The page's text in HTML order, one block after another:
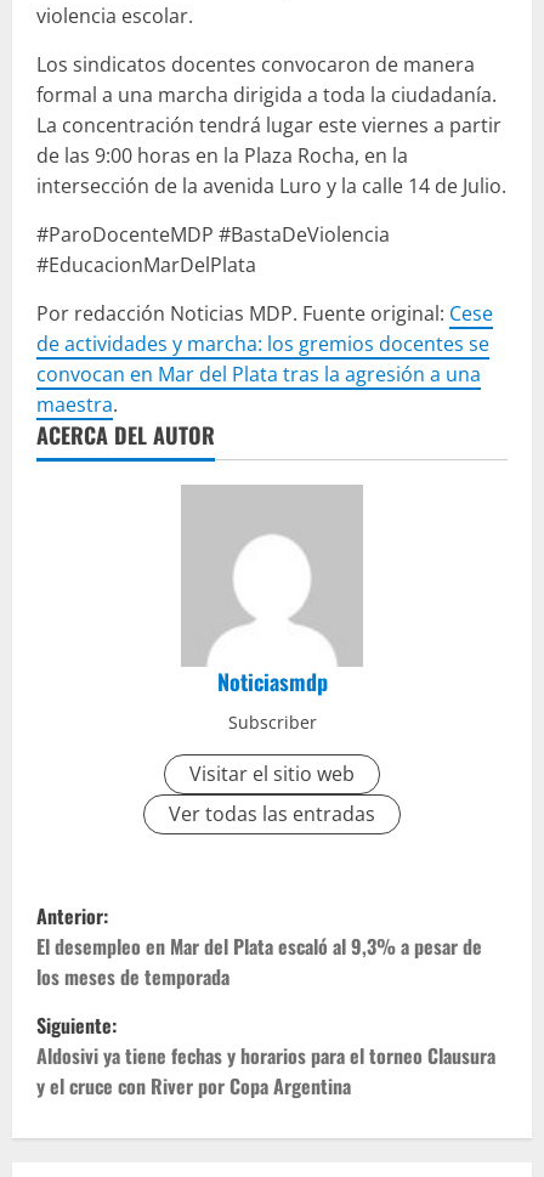
violencia escolar.
Los sindicatos docentes convocaron de manera
formal a una marcha dirigida a toda la ciudadanía.
La concentración tendrá lugar este viernes a partir
de las 9:00 horas en la Plaza Rocha, en la
intersección de la avenida Luro y la calle 14 de Julio.
#ParoDocenteMDP #BastaDeViolencia
#EducacionMarDelPlata
Por redacción Noticias MDP. Fuente original: Cese
de actividades y marcha: los gremios docentes se
convocan en Mar del Plata tras la agresión a una
maestra.
ACERCA DEL AUTOR
Noticiasmdp
Subscriber
Visitar el sitio web
Ver todas las entradas
Anterior:
El desempleo en Mar del Plata escaló al 9,3% a pesar de
los meses de temporada
Siguiente:
Aldosivi ya tiene fechas y horarios para el torneo Clausura
y el cruce con River por Copa Argentina